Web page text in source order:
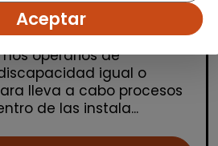
PRODUCCIÓN Desde
operarios de
igual o
lleva a cabo procesos
de las instala...
Aceptar